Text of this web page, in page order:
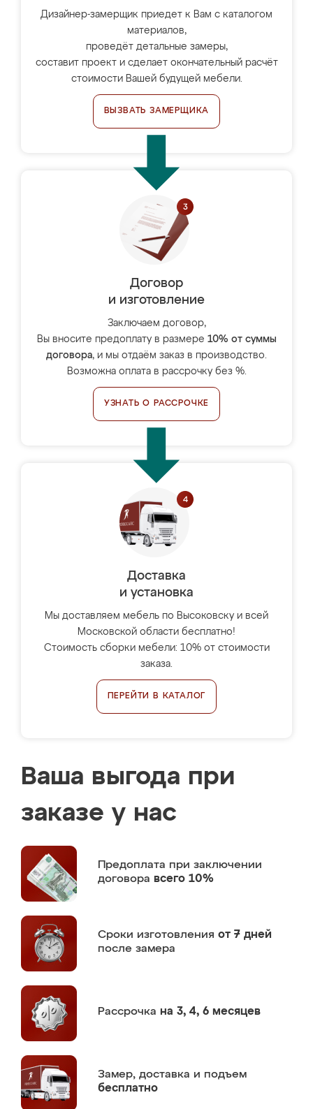
Дизайнер-замерщик приедет к Вам с каталогом
материалов,
проведёт детальные замеры,
составит проект и сделает окончательный расчёт
стоимости Вашей будущей мебели.
ВЫЗВАТЬ ЗАМЕРЩИКА
Договор
и изготовление
Заключаем договор,
Вы вносите предоплату в размере 10% от суммы
договора, и мы отдаём заказ в производство.
Возможна оплата в рассрочку без %.
УЗНАТЬ О РАССРОЧКЕ
Доставка
и установка
Мы доставляем мебель по Высоковску и всей
Московской области бесплатно!
Стоимость сборки мебели: 10% от стоимости
заказа.
ПЕРЕЙТИ В КАТАЛОГ
Ваша выгода при
заказе у нас
Предоплата при заключении
договора всего 10%
Сроки изготовления от 7 дней
после замера
Рассрочка на 3, 4, 6 месяцев
Замер, доставка и подъем
бесплатно